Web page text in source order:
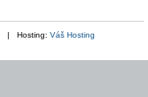
| Hosting: Váš Hosting